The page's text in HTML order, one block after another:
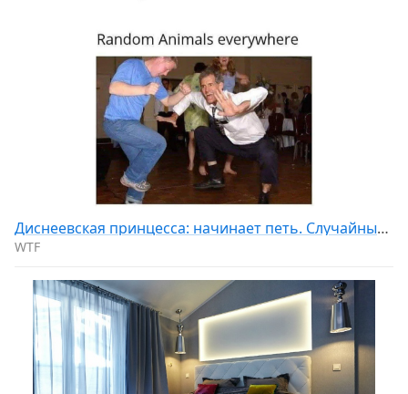
Диснеевская принцесса: начинает петь. Случайные животные повсюду.
WTF